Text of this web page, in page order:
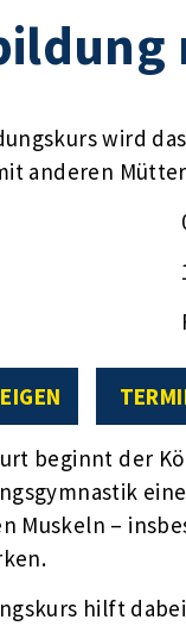
wird
anderen
beginnt der
Muskeln –
hilft